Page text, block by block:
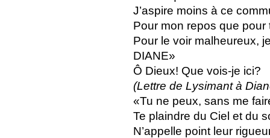
J’aspire moins à ce
Pour mon repos que pour
Pour le voir malheureux,
DIANE»
Ô Dieux! Que vois-je ici?
(Lettre de Lysimant à
«Tu ne peux, sans me
Te plaindre du Ciel et du
N’appelle point leur